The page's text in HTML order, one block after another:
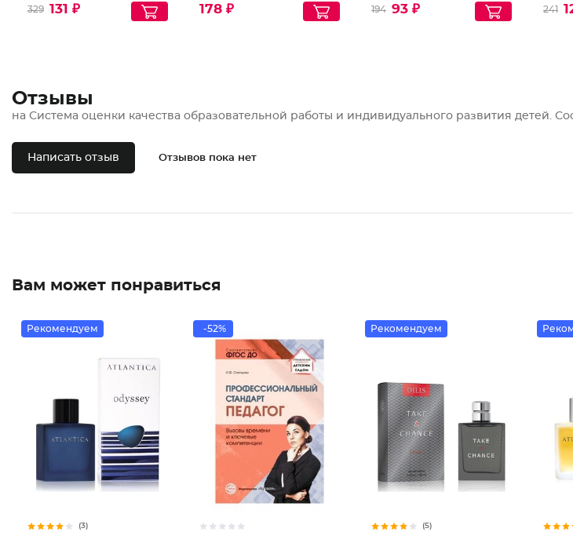
329 131 ₽ 178 ₽ 194 93 ₽ 241
Отзывы
на Система оценки качества образовательной работы и индивидуального развития детей.
Написать отзыв Отзывов пока нет
Вам может понравиться
Рекомендуем
(3)
-52% Рекомендуем
(5)